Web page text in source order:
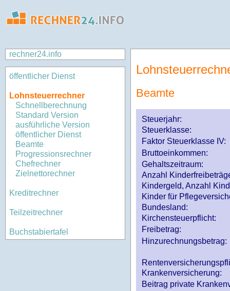
rechner24.info
öffentlicher Dienst
Lohnsteuerrechner
Schnellberechnung
Standard Version
ausführliche Version
öffentlicher Dienst
Beamte
Progressionsrechner
Chefrechner
Zielnettorechner
Kreditrechner
Teilzeitrechner
Buchstabiertafel
Beamte
Steuerjahr:
Steuerklasse:
Faktor Steuerklasse IV:
Bruttoeinkommen:
Gehaltszeitraum:
Anzahl
Kindergeld, Anzahl
Kinder für
Bundesland:
Kirchensteuerpflicht:
Freibetrag:
Hinzurechnungsbetrag:
Krankenversicherung:
Beitrag private